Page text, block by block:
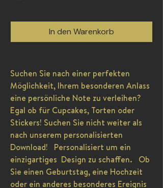
In den Warenkorb
Suchen Sie nach einer perfekten
Möglichkeit, Ihrem besonderen Anlass
eine persönliche Note zu verleihen?
Egal ob für Cupcakes, Torten oder
Stickers! Suchen Sie nicht weiter als
nach unserem personalisierten
Download! Personalisiert um ein
einzigartiges Design zu schaffen. Ob
Sie einen Geburtstag, eine Hochzeit
oder ein anderes besonderes Ereignis